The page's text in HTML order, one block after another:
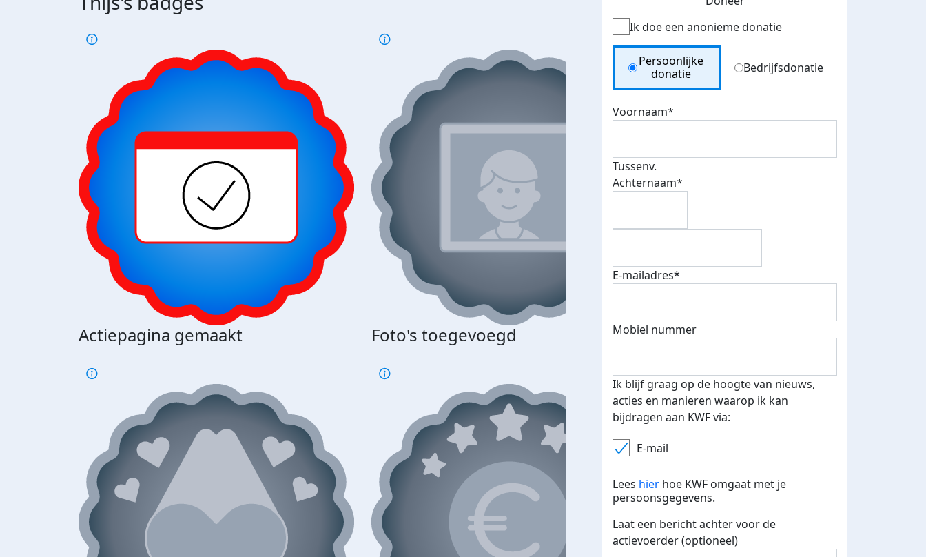
Actiepagina gemaakt Foto's toegevoegd E-mails verstuurd
€500 euro opgehaald: t-shirt
Ik doe een anonieme donatie
Donation Type
Persoonlijke
donatie
Bedrijfsdonatie
Voornaam*
Tussenv.
Achternaam*
E-mailadres*
Mobiel nummer
Ik blijf graag op de hoogte van nieuws,
acties en manieren waarop ik kan
bijdragen aan KWF via:
E-mail
Lees hier hoe KWF omgaat met je
persoonsgegevens.
Laat een bericht achter voor de
actievoerder (optioneel)